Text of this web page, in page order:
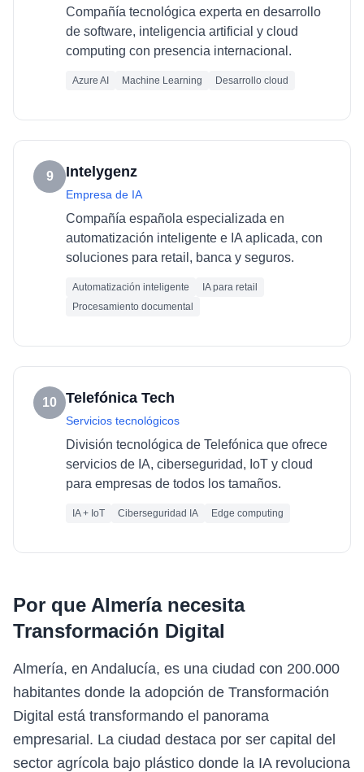
Compañía tecnológica experta en desarrollo
de software, inteligencia artificial y cloud
computing con presencia internacional.
Azure AI Machine Learning Desarrollo cloud
9 Intelygenz
Empresa de IA
Compañía española especializada en
automatización inteligente e IA aplicada, con
soluciones para retail, banca y seguros.
Automatización inteligente
IA para retail
Procesamiento documental
10 Telefónica Tech
Servicios tecnológicos
División tecnológica de Telefónica que ofrece
servicios de IA, ciberseguridad, IoT y cloud
para empresas de todos los tamaños.
IA + IoT Ciberseguridad IA Edge computing
Por que Almeríanecesita
Transformación Digital
Almería, en Andalucía, es una ciudad con 200.000
habitantes donde la adopción de Transformación
Digital está transformando el panorama
empresarial. La ciudad destaca por ser capital del
sector agrícola bajo plástico donde la IA revoluciona